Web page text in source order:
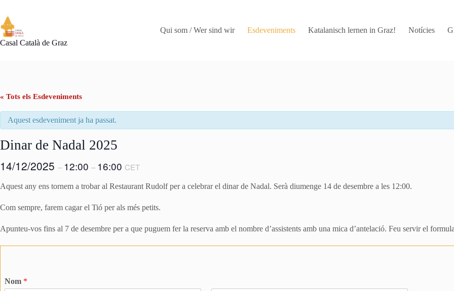
contingut
Casal Català de Graz
Qui som / Wer sind wir Esdeveniments Katalanisch lernen in Graz! Notícies
« Tots els Esdeveniments
Aquest esdeveniment ja ha passat.
Dinar de Nadal 2025
14/12/2025 – 12:00 – 16:00 CET
Aquest any ens tornem a trobar al Restaurant Rudolf per a celebrar el dinar de Nadal. Serà diumenge 14 de desembre a les 12:00.
Com sempre, farem cagar el Tió per als més petits.
Apunteu-vos fins al 7 de desembre per a que puguem fer la reserva amb el nombre d’assistents amb una mica d’antelació. Feu servir el
Nom *